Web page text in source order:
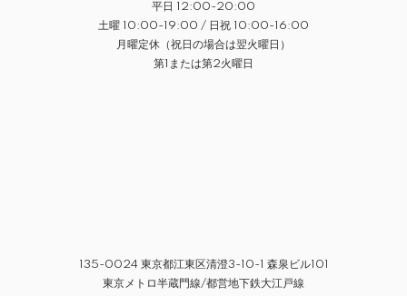
平日 12:00-20:00
土曜 10:00-19:00 / 日祝 10:00-16:00
月曜定休（祝日の場合は翌火曜日）
第1または第2火曜日
135-0024 東京都江東区清澄3-10-1 森泉ビル101
東京メトロ半蔵門線/都営地下鉄大江戸線